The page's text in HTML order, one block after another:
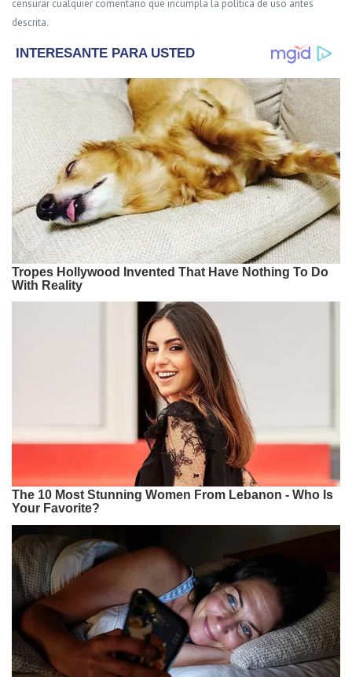
censurar cualquier comentario que incumpla la política de uso antes
descrita.